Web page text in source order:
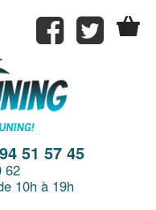
51 57 45
62
10h à 19h